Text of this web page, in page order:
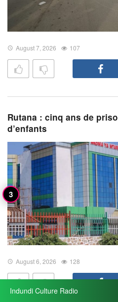
August 7, 2026 107
Rutana : cinq ans de
d’enfants
August 6, 2026 128
Indundi Culture Radio